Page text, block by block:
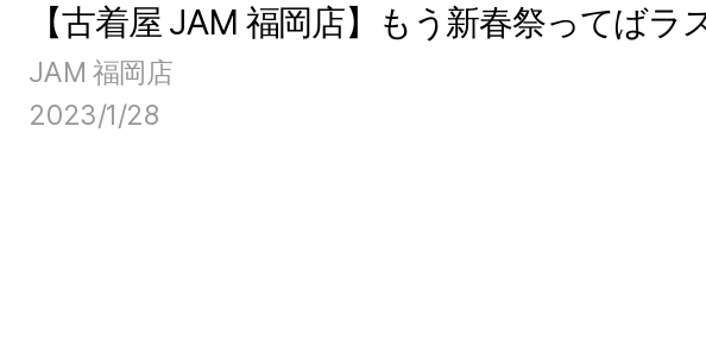
【古着屋 JAM 福岡店】もう新春祭ってばラ
JAM 福岡店
2023/1/28